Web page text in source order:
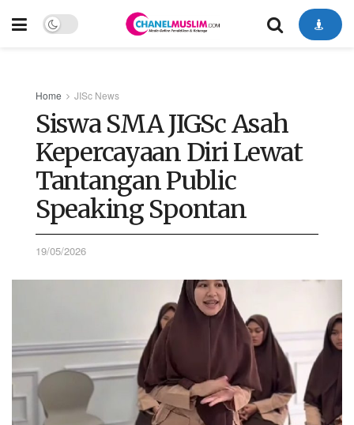
Home JISc News
Siswa SMA JIGSc Asah
Kepercayaan Diri Lewat
Tantangan Public
Speaking Spontan
19/05/2026